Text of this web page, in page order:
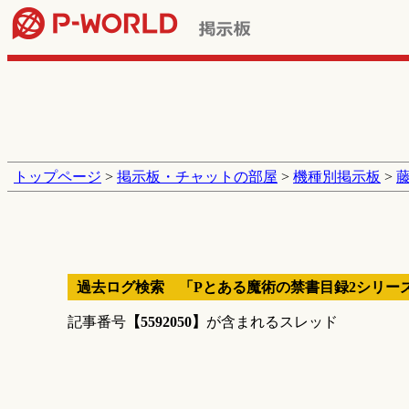
トップページ > 掲示板・チャットの部屋 > 機種別掲示板 >
過去ログ検索 「Pとある魔術の禁書目録2シリー
記事番号 【5592050】 が含まれるスレッド